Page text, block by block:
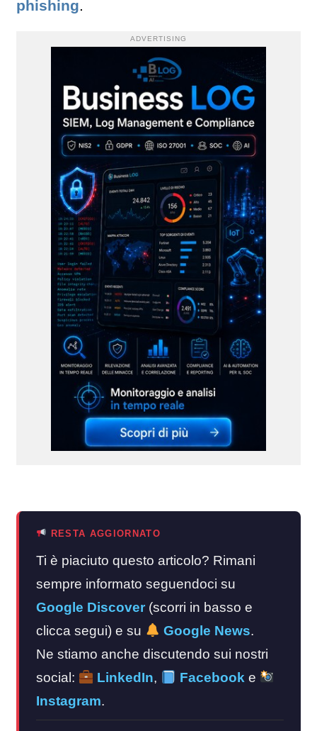
phishing.
ADVERTISING
RESTA AGGIORNATO
Ti è piaciuto questo articolo? Rimani
sempre informato seguendoci su
Google Discover (scorri in basso e
clicca segui) e su
Google News.
Ne stiamo anche discutendo sui nostri
social:
LinkedIn, Facebook e
Instagram.